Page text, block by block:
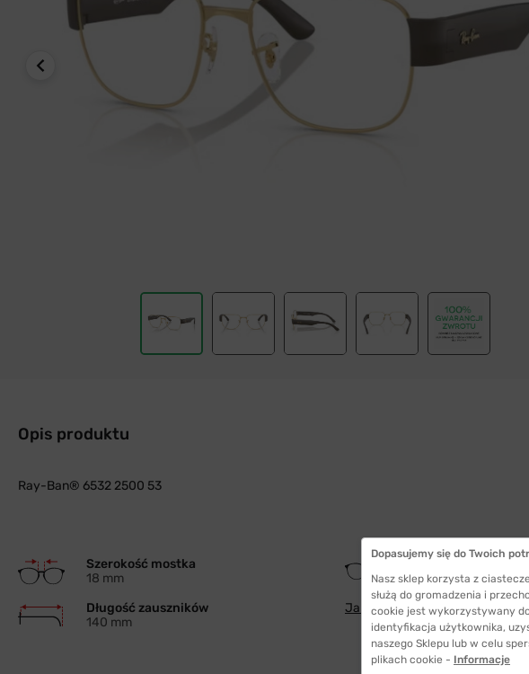
Opis produktu
Ray-Ban® 6532 2500 53
Szerokość mostka
18 mm
Szerokość szkła
53 mm
Długość zauszników
140 mm
Jak wybrać odpowiedni rozmiar
Dopasujemy się do Twoich
Nasz sklep korzysta z
służą do gromadzenia i
cookie jest wykorzystywany
identyfikacja użytkownika,
naszego Sklepu lub w celu
plikach cookie - Informacje